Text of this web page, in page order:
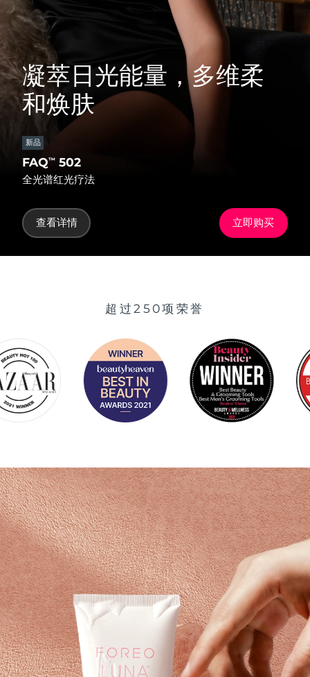
凝萃日光能量，多维柔
和焕肤
新品
FAQ™ 502
全光谱红光疗法
查看详情 立即购买
超过250项荣誉